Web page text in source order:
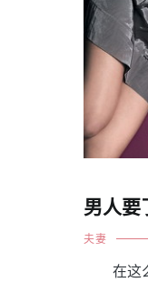
男人要
夫妻
在这么